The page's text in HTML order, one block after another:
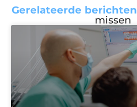
Gerelateerde berichten
missen